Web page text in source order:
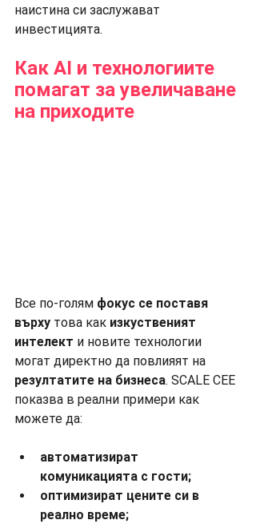
наистина си заслужават
инвестицията.
Как AI и технологиите
помагат за увеличаване
на приходите
Все по-голям фокус се поставя
върху това как изкуственият
интелект и новите технологии
могат директно да повлияят на
резултатите на бизнеса. SCALE CEE
показва в реални примери как
можете да:
автоматизират
комуникацията с гости;
оптимизират цените си в
реално време;